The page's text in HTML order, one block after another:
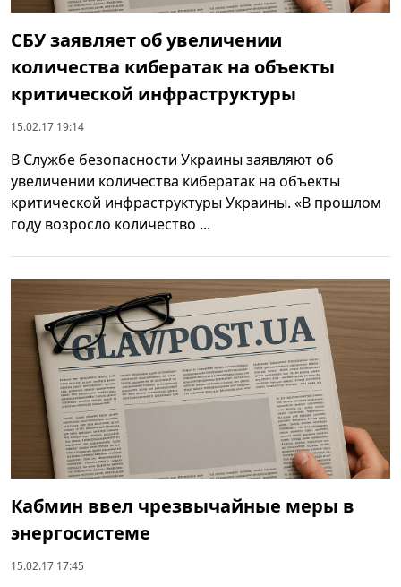
СБУ заявляет об увеличении
количества кибератак на объекты
критической инфраструктуры
15.02.17 19:14
В Службе безопасности Украины заявляют об
увеличении количества кибератак на объекты
критической инфраструктуры Украины. «В прошлом
году возросло количество ...
Кабмин ввел чрезвычайные меры в
энергосистеме
15.02.17 17:45